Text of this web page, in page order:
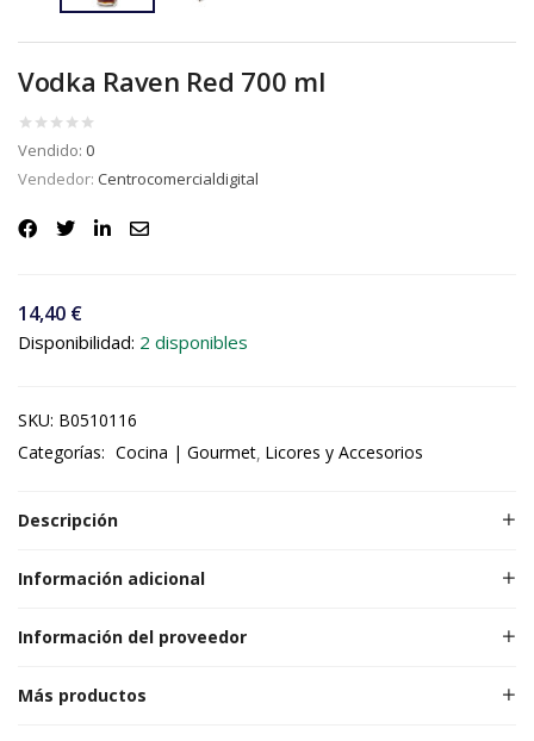
Vodka Raven Red 700 ml
Vendido: 0
Vendedor: Centrocomercialdigital
14,40 €
Disponibilidad: 2 disponibles
SKU: B0510116
Categorías: Cocina | Gourmet Licores y Accesorios
Descripción
Información adicional
Información del proveedor
Más productos